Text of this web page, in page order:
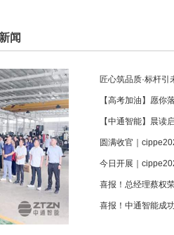
闻
匠心筑品质·标杆引
【高考加油】愿你
【中通智能】晨读
圆满收官｜
今日开展｜
喜报！中通智能成